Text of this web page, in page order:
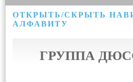
ОТКРЫТЬ/СКРЫТЬ
АЛФАВИТУ
ГРУППА